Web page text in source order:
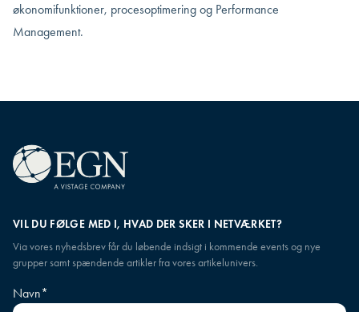
økonomifunktioner, procesoptimering og Performance
Management.
VIL DU FØLGE MED I, HVAD DER SKER I NETVÆRKET?
Via vores nyhedsbrev får du løbende indsigt i kommende events og nye
grupper samt spændende artikler fra vores artikelunivers.
Navn*